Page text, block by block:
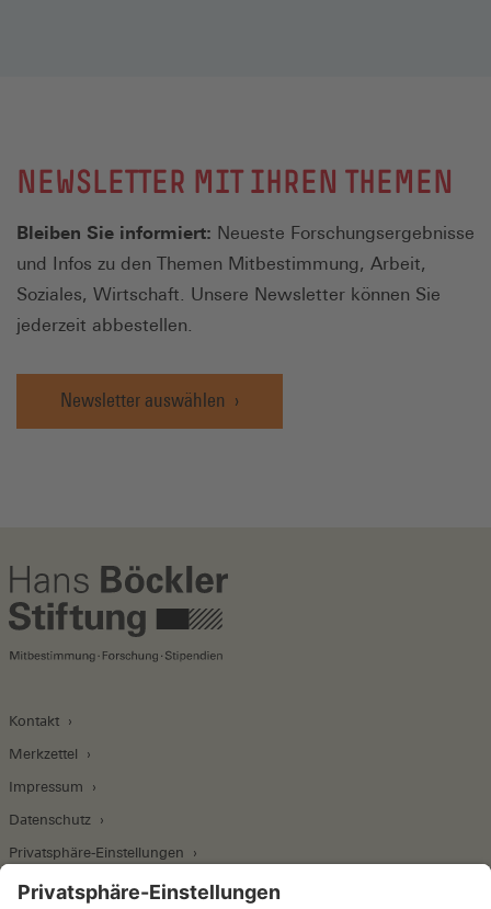
NEWSLETTER MIT IHREN THEMEN
Bleiben Sie informiert: Neueste Forschungsergebnisse
und Infos zu den Themen Mitbestimmung, Arbeit,
Soziales, Wirtschaft. Unsere Newsletter können Sie
jederzeit abbestellen.
Newsletter auswählen
Kontakt
Merkzettel
Impressum
Datenschutz
Privatsphäre-Einstellungen